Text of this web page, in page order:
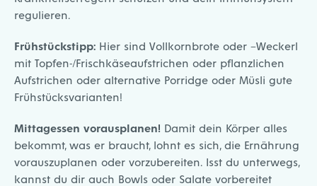
regulieren.
Frühstückstipp: Hier sind Vollkornbrote oder –Weckerl
mit Topfen-/Frischkäseaufstrichen oder pflanzlichen
Aufstrichen oder alternative Porridge oder Müsli gute
Frühstücksvarianten!
Mittagessen vorausplanen! Damit dein Körper alles
bekommt, was er braucht, lohnt es sich, die Ernährung
vorauszuplanen oder vorzubereiten. Isst du unterwegs,
kannst du dir auch Bowls oder Salate vorbereitet